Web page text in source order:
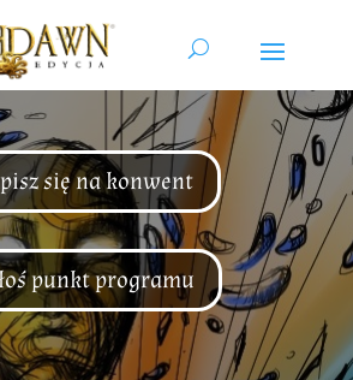
się na konwent
punkt programu